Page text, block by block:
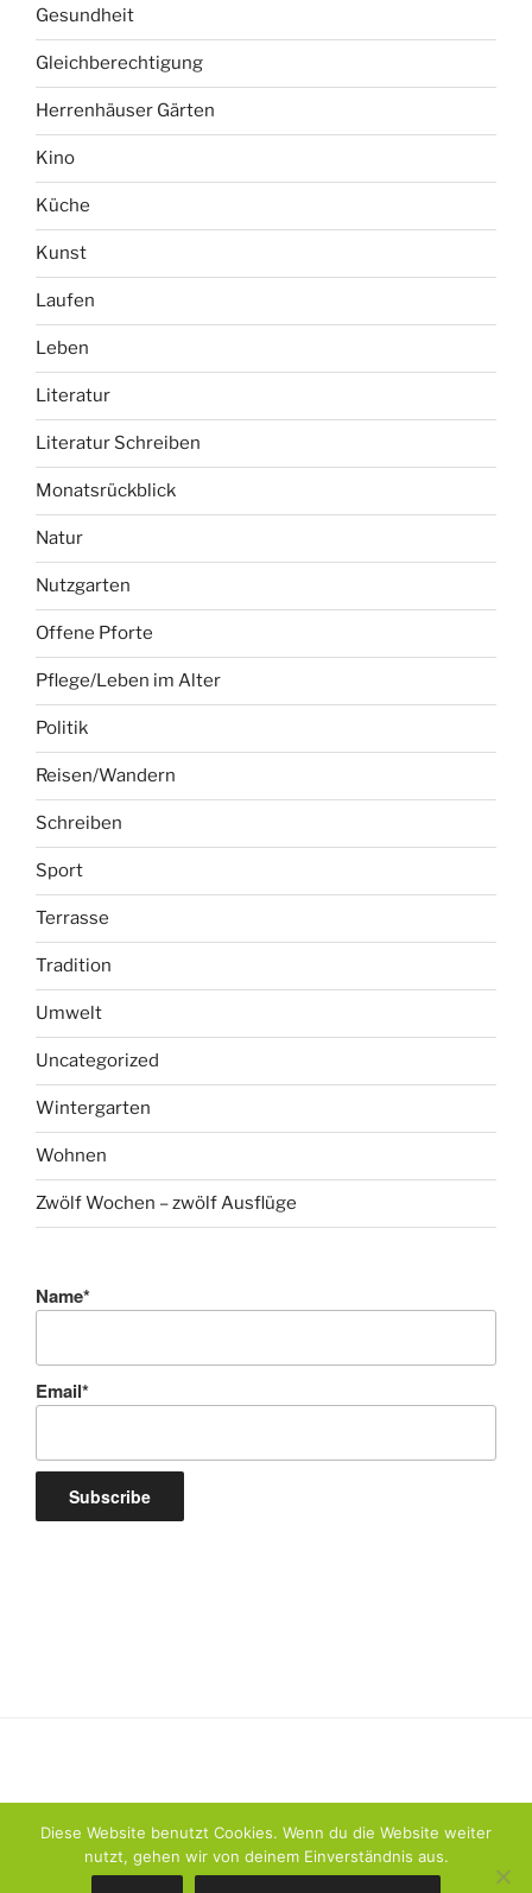
Gesundheit
Gleichberechtigung
Herrenhäuser Gärten
Kino
Küche
Kunst
Laufen
Leben
Literatur
Literatur Schreiben
Monatsrückblick
Natur
Nutzgarten
Offene Pforte
Pflege/Leben im Alter
Politik
Reisen/Wandern
Schreiben
Sport
Terrasse
Tradition
Umwelt
Uncategorized
Wintergarten
Wohnen
Zwölf Wochen – zwölf Ausflüge
Name*
Email*
Diese Website benutzt Cookies. Wenn du die Website weiter
nutzt, gehen wir von deinem Einverständnis aus.